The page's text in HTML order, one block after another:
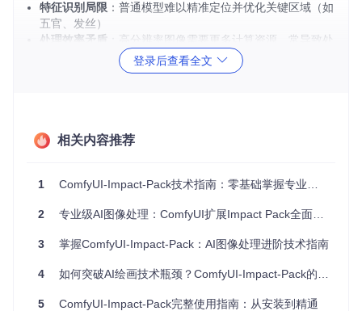
特征识别局限 ：普通模型难以精准定位并优化关键区域（如
五官、发丝）
处理效率矛盾
：高分辨率图像需要更多计算资源，常导致处
：传统工具的参数调节缺乏直观反馈，难以实
义分割、蒙版生成）与AI绘画工作流深度融合，形成从特征识
该系统基于深度学习的面部特征点检测技术，能够自动识别并
格一致的前提下，显著提升眼睛、皮肤、发丝等细节的清晰度
登录后查看全文
相关内容推荐
1 ComfyUI-Impact-Pack技术指南：零基础掌握专业级AI图像处理
2 专业级AI图像处理：ComfyUI扩展Impact Pack全面指南
3 掌握ComfyUI-Impact-Pack：AI图像处理进阶技术指南
4 如何突破AI绘画技术瓶颈？ComfyUI-Impact-Pack的5大创新解决方案
5 ComfyUI-Impact-Pack完整使用指南：从安装到精通